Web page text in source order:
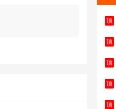
顶
顶
顶
顶
顶